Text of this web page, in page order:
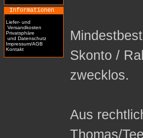
Informationen
Liefer- und
Versandkosten
Privatsphäre
und Datenschutz
Impressum/AGB
Kontakt
Skonto /
zwecklos.
Aus
Thomas/